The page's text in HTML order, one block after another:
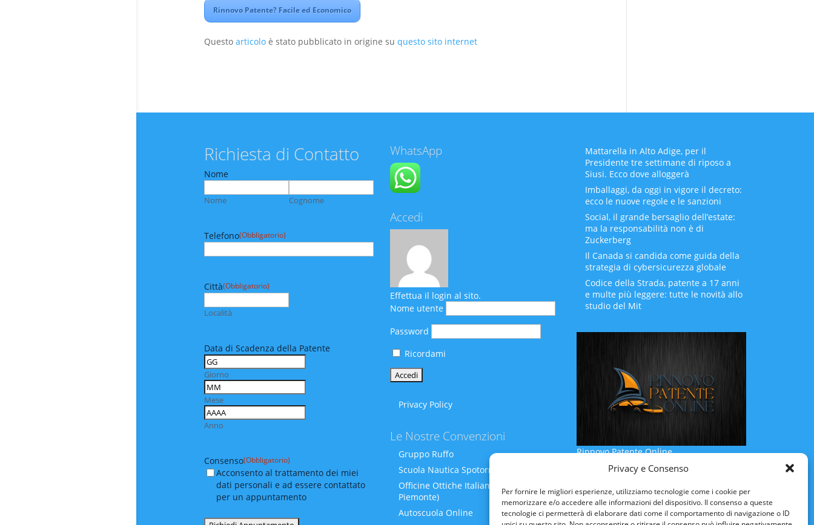
Privacy e Consenso
Per fornire le migliori esperienze, utilizziamo tecnologie come i cookie per
memorizzare e/o accedere alle informazioni del dispositivo. Il consenso a queste
tecnologie ci permetterà di elaborare dati come il comportamento di navigazione o ID
Rinnovo Patente? Facile ed Economico
Questo articoloè stato pubblicato in origine su questo sito internet
Richiesta di Contatto
Nome
Nome Cognome
Telefono(Obbligatorio)
Città(Obbligatorio)
Località
Data di Scadenza della Patente
Giorno
Mese
Anno
Consenso(Obbligatorio)
Acconsento al trattamento dei miei
dati personali e ad essere contattato
per un appuntamento
WhatsApp
Accedi
Effettua il login al sito.
Nome utente
Password
Ricordami
Privacy Policy
Le Nostre Convenzioni
Gruppo Ruffo
Scuola Nautica Spotornoli
Officine Ottiche Italiane (Liguria-
Piemonte)
Autoscuola Online
Mattarella in Alto Adige, per il
Presidente tre settimane di riposo a
Siusi. Ecco dove alloggerà
Imballaggi, da oggi in vigore il decreto:
ecco le nuove regole e le sanzioni
Social, il grande bersaglio dell’estate:
ma la responsabilità non è di
Zuckerberg
Il Canada si candida come guida della
strategia di cybersicurezza globale
Codice della Strada, patente a 17 anni
e multe più leggere: tutte le novità allo
studio del Mit
Rinnovo Patente Online